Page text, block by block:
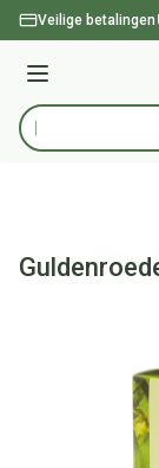
Ga naar de inhoud
Veilige betalingen
Menu
Product, merk,